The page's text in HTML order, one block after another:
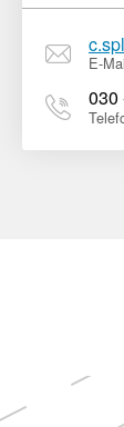
E-
030
Weitere
Themen